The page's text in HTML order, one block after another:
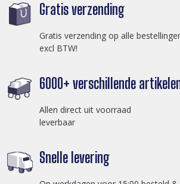
Gratis verzending
Gratis verzending op alle
excl BTW!
6000+ verschillende
Allen direct uit voorraad
leverbaar
Snelle levering